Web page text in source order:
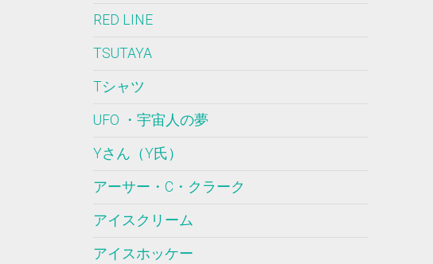
RED LINE
TSUTAYA
Tシャツ
UFO ・宇宙人の夢
Yさん（Y氏）
アーサー・C・クラーク
アイスクリーム
アイスホッケー